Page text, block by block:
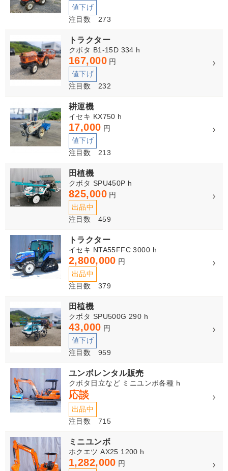
値下げ
注目数 273
トラクター
クボタ B1-15D 334 h
167,000円
値下げ
注目数 232
耕運機
イセキ KX750 h
17,000 円
値下げ
注目数 213
田植機
クボタ SPU450P h
825,000円
出品中
注目数 459
トラクター
イセキ NTA55FFC 3000 h
2,800,000 円
出品中
注目数 379
田植機
クボタ SPU500G 290 h
43,000 円
値下げ
注目数 959
ユンボレンタル販売
クボタ日立など ミニユンボ各種 h
応談
出品中
注目数 715
ミニユンボ
ホクエツ AX25 1200 h
1,282,000 円